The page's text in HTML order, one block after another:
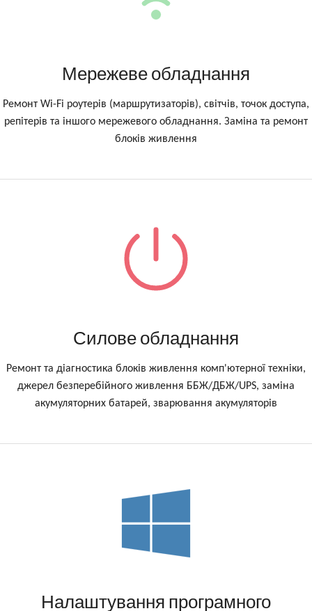
Мережеве обладнання
Ремонт Wi-Fi роутерів (маршрутизаторів), світчів, точок доступа,
репітерів та іншого мережевого обладнання. Заміна та ремонт
блоків живлення
Силове обладнання
Ремонт та діагностика блоків живлення комп'ютерної техніки,
джерел безперебійного живлення ББЖ/ДБЖ/UPS, заміна
акумуляторних батарей, зварювання акумуляторів
Налаштування програмного